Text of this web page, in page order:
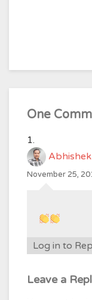
One
November 25,
Log in to
Leave a